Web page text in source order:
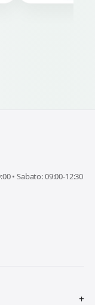
• Sabato: 09:00-12:30